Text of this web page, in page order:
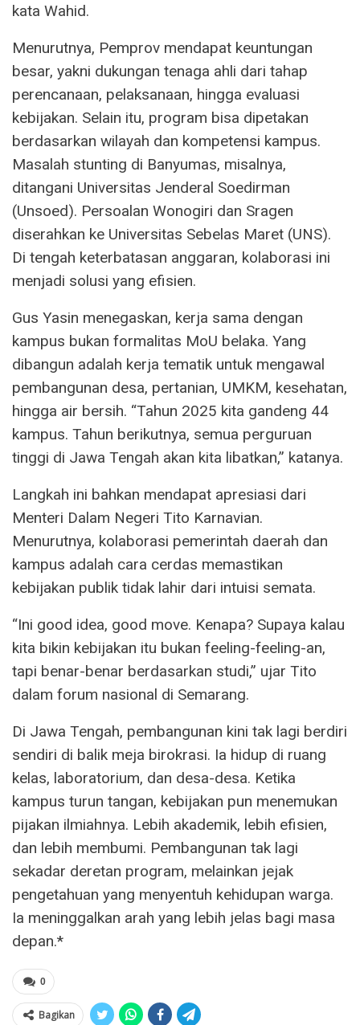
kata Wahid.
Menurutnya, Pemprov mendapat keuntungan
besar, yakni dukungan tenaga ahli dari tahap
perencanaan, pelaksanaan, hingga evaluasi
kebijakan. Selain itu, program bisa dipetakan
berdasarkan wilayah dan kompetensi kampus.
Masalah stunting di Banyumas, misalnya,
ditangani Universitas Jenderal Soedirman
(Unsoed). Persoalan Wonogiri dan Sragen
diserahkan ke Universitas Sebelas Maret (UNS).
Di tengah keterbatasan anggaran, kolaborasi ini
menjadi solusi yang efisien.
Gus Yasin menegaskan, kerja sama dengan
kampus bukan formalitas MoU belaka. Yang
dibangun adalah kerja tematik untuk mengawal
pembangunan desa, pertanian, UMKM, kesehatan,
hingga air bersih. “Tahun 2025 kita gandeng 44
kampus. Tahun berikutnya, semua perguruan
tinggi di Jawa Tengah akan kita libatkan,” katanya.
Langkah ini bahkan mendapat apresiasi dari
Menteri Dalam Negeri Tito Karnavian.
Menurutnya, kolaborasi pemerintah daerah dan
kampus adalah cara cerdas memastikan
kebijakan publik tidak lahir dari intuisi semata.
“Ini good idea, good move. Kenapa? Supaya kalau
kita bikin kebijakan itu bukan feeling-feeling-an,
tapi benar-benar berdasarkan studi,” ujar Tito
dalam forum nasional di Semarang.
Di Jawa Tengah, pembangunan kini tak lagi berdiri
sendiri di balik meja birokrasi. Ia hidup di ruang
kelas, laboratorium, dan desa-desa. Ketika
kampus turun tangan, kebijakan pun menemukan
pijakan ilmiahnya. Lebih akademik, lebih efisien,
dan lebih membumi. Pembangunan tak lagi
sekadar deretan program, melainkan jejak
pengetahuan yang menyentuh kehidupan warga.
Ia meninggalkan arah yang lebih jelas bagi masa
depan.*
0
Bagikan